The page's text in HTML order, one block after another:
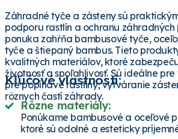
Záhradné tyče a zásteny sú
podporu rastlín a ochranu záhradných
ponuka zahŕňa bambusové tyče,
tyče a štiepaný bambus. Tieto
kvalitných materiálov, ktoré
životnosť a spoľahlivosť. Sú ideálne
pre popínavé rastliny, vytváranie
rôznych častí záhrady.
Kľúčové vlastnosti:
Rôzne materiály:
Ponúkame bambusové a oceľové
ktoré sú odolné a esteticky